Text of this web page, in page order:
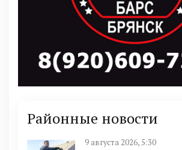
Районные новости
9 августа 2026, 5:30